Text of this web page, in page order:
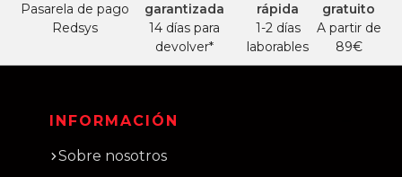
Pasarela de pago
Redsys
garantizada
14 días para
devolver*
rápida
1-2 días
laborables
gratuito
A partir de
89€
INFORMACIÓN
Sobre nosotros